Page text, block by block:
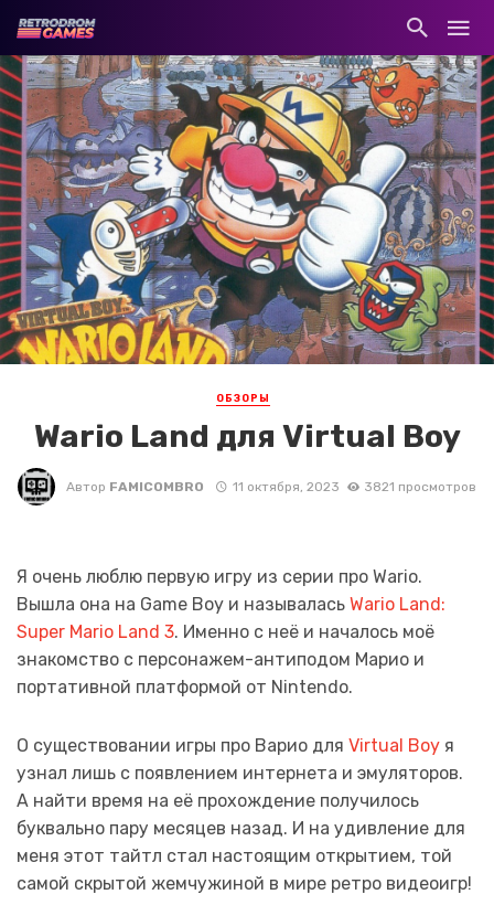
ОБЗОРЫ
Wario Land для Virtual Boy
Автор FAMICOMBRO 11 октября, 2023 3821 просмотров
Я очень люблю первую игру из серии про Wario.
Вышла она на Game Boy и называлась Wario Land:
Super Mario Land 3. Именно с неё и началось моё
знакомство с персонажем-антиподом Марио и
портативной платформой от Nintendo.
О существовании игры про Варио для Virtual Boy я
узнал лишь с появлением интернета и эмуляторов.
А найти время на её прохождение получилось
буквально пару месяцев назад. И на удивление для
меня этот тайтл стал настоящим открытием, той
самой скрытой жемчужиной в мире ретро видеоигр!